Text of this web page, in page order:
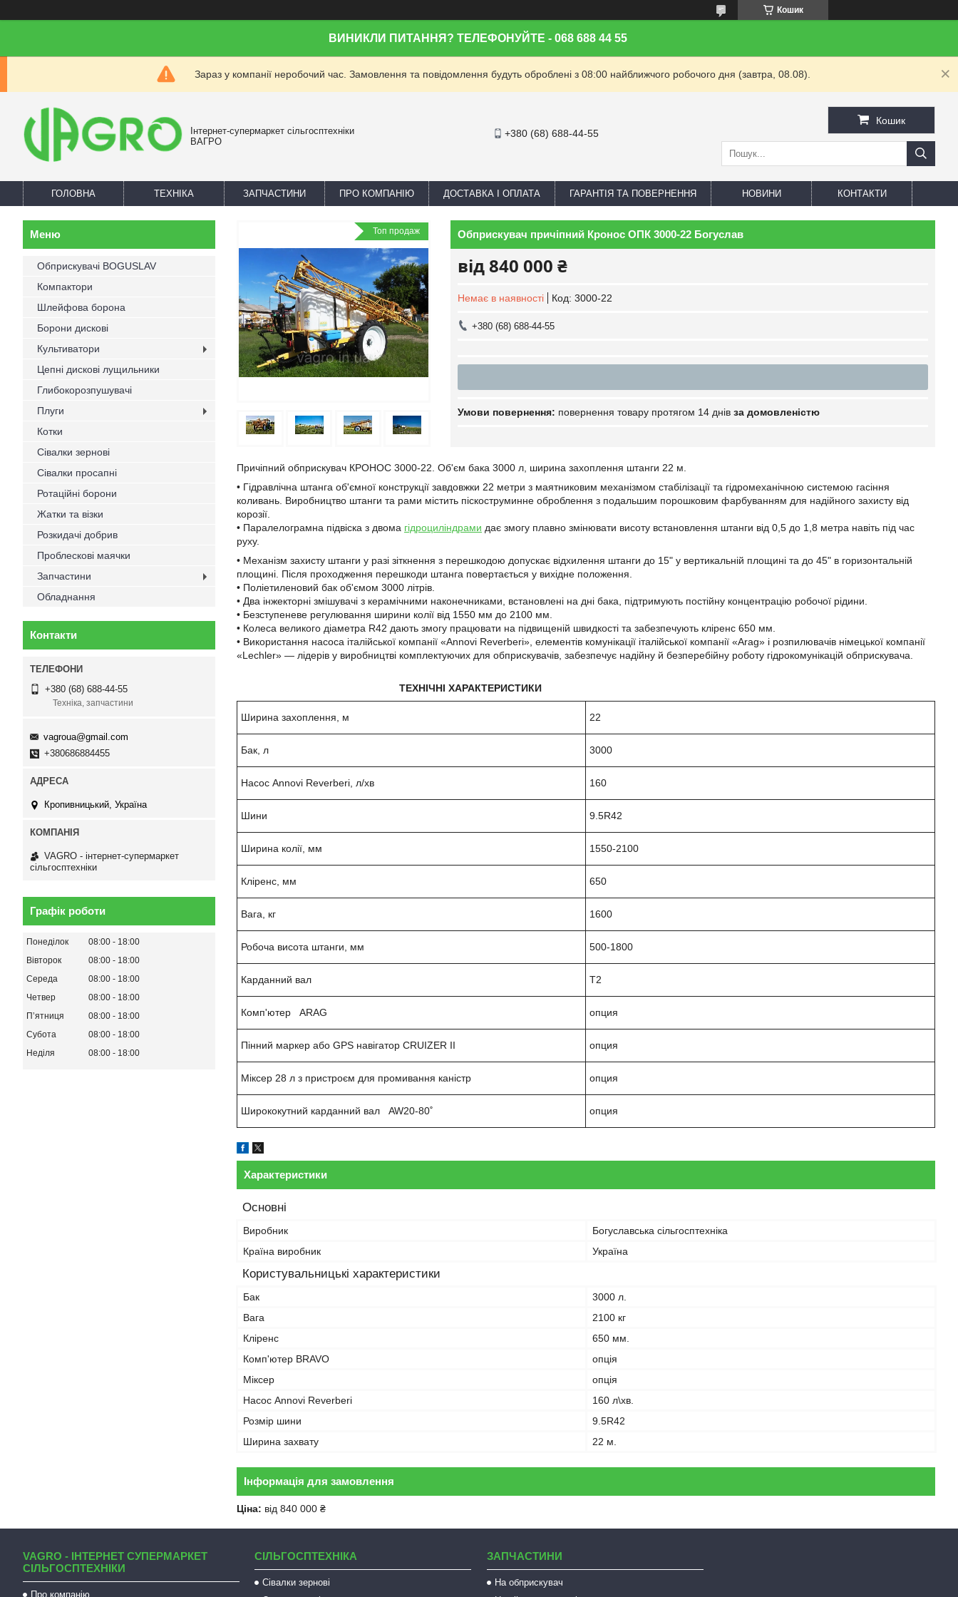
Кошик
ВИНИКЛИ ПИТАННЯ? ТЕЛЕФОНУЙТЕ - 068 688 44 55
Зараз у компанії неробочий час. Замовлення та повідомлення будуть оброблені з 08:00 найближчого робочого дня (завтра, 08.08).
Інтернет-супермаркет сільгосптехніки
ВАГРО
+380 (68) 688-44-55
Кошик
ГОЛОВНА ТЕХНІКА ЗАПЧАСТИНИ ПРО КОМПАНІЮ ДОСТАВКА І ОПЛАТА ГАРАНТІЯ ТА ПОВЕРНЕННЯ НОВИНИ КОНТАКТИ
Топ продаж Обприскувач причіпний Кронос ОПК 3000-22 Богуслав
від840 000 ₴
Немає в наявності Код: 3000-22
+380 (68) 688-44-55
повернення товару протягом 14 днів за домовленістю
Причіпний обприскувач КРОНОС 3000-22. Об'єм бака 3000 л, ширина захоплення штанги 22 м.
• Гідравлічна штанга об'ємної конструкції завдовжки 22 метри з маятниковим механізмом стабілізації та гідромеханічною системою гасіння
коливань. Виробництво штанги та рами містить піскоструминне оброблення з подальшим порошковим фарбуванням для надійного захисту від
корозії.
• Паралелограмна підвіска з двома гідроциліндрами дає змогу плавно змінювати висоту встановлення штанги від 0,5 до 1,8 метра навіть під час
руху.
• Механізм захисту штанги у разі зіткнення з перешкодою допускає відхилення штанги до 15" у вертикальній площині та до 45" в горизонтальній
площині. Після проходження перешкоди штанга повертається у вихідне положення.
• Поліетиленовий бак об'ємом 3000 літрів.
• Два інжекторні змішувачі з керамічними наконечниками, встановлені на дні бака, підтримують постійну концентрацію робочої рідини.
• Безступеневе регулювання ширини колії від 1550 мм до 2100 мм.
• Колеса великого діаметра R42 дають змогу працювати на підвищеній швидкості та забезпечують кліренс 650 мм.
• Використання насоса італійської компанії «Annovi Reverberi», елементів комунікації італійської компанії «Arag» і розпилювачів німецької компанії
«Lechler» — лідерів у виробництві комплектуючих для обприскувачів, забезпечує надійну й безперебійну роботу гідрокомунікацій обприскувача.
ТЕХНІЧНІ ХАРАКТЕРИСТИКИ
Ширина захоплення, м 22
Бак, л 3000
Насос Annovi Reverberi, л/хв 160
Шини 9.5R42
Ширина колії, мм 1550-2100
Кліренс, мм 650
Вага, кг 1600
Робоча висота штанги, мм 500-1800
Карданний вал Т2
Комп'ютер ARAG опция
Пінний маркер або GPS навігатор CRUIZER II опция
Міксер 28 л з пристроєм для промивання каністр опция
Ширококутний карданний вал AW20-80˚ опция
Характеристики
Основні
Виробник
Богуславська сільгосптехніка
Країна виробник
Україна
Користувальницькі характеристики
Бак
3000 л.
Вага
2100 кг
Кліренс
650 мм.
Комп'ютер BRAVO
опція
Міксер
опція
Насос Annovi Reverberi
160 л\хв.
Розмір шини
9.5R42
Ширина захвату
22 м.
Інформація для замовлення
Ціна: від 840 000 ₴
Обприскувачі BOGUSLAV
Компактори
Шлейфова борона
Борони дискові
Культиватори
Цепні дискові лущильники
Глибокорозпушувачі
Плуги
Котки
Сівалки зернові
Сівалки просапні
Ротаційні борони
Жатки та візки
Розкидачі добрив
Проблескові маячки
Запчастини
Обладнання
Контакти
+380 (68) 688-44-55
Техніка, запчастини
vagroua@gmail.com
+380686884455
Кропивницький, Україна
VAGRO - інтернет-супермаркет
сільгосптехніки
Графік роботи
Понеділок 08:00
18:00
Вівторок
08:00
18:00
Середа
08:00
18:00
Четвер
08:00
18:00
Пʼятниця
08:00
18:00
Субота
08:00
18:00
Неділя
08:00 18:00
VAGRO - ІНТЕРНЕТ СУПЕРМАРКЕТ
СІЛЬГОСПТЕХНІКИ
Про компанію
СІЛЬГОСПТЕХНІКА
Сівалки зернові
ЗАПЧАСТИНИ
На обприскувач